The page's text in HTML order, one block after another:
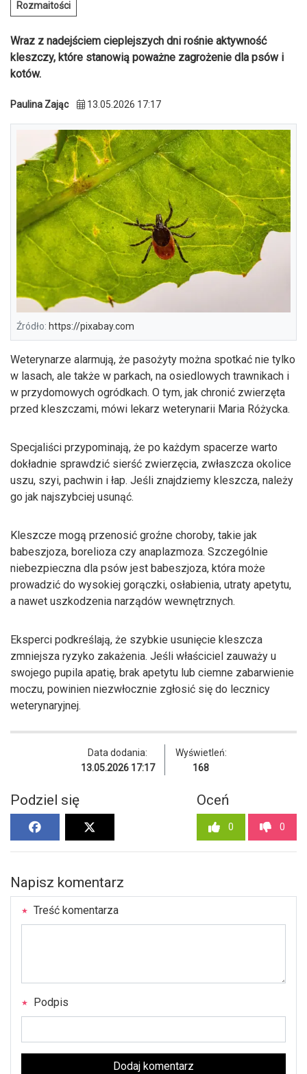
Rozmaitości
Wraz z nadejściem cieplejszych dni rośnie aktywność
kleszczy, które stanowią poważne zagrożenie dla psów i
kotów.
Paulina Zając 13.05.2026 17:17
Źródło: https://pixabay.com
Weterynarze alarmują, że pasożyty można spotkać nie tylko
w lasach, ale także w parkach, na osiedlowych trawnikach i
w przydomowych ogródkach. O tym, jak chronić zwierzęta
przed kleszczami, mówi lekarz weterynarii Maria Różycka.
Specjaliści przypominają, że po każdym spacerze warto
dokładnie sprawdzić sierść zwierzęcia, zwłaszcza okolice
uszu, szyi, pachwin i łap. Jeśli znajdziemy kleszcza, należy
go jak najszybciej usunąć.
Kleszcze mogą przenosić groźne choroby, takie jak
babeszjoza, borelioza czy anaplazmoza. Szczególnie
niebezpieczna dla psów jest babeszjoza, która może
prowadzić do wysokiej gorączki, osłabienia, utraty apetytu,
a nawet uszkodzenia narządów wewnętrznych.
Eksperci podkreślają, że szybkie usunięcie kleszcza
zmniejsza ryzyko zakażenia. Jeśli właściciel zauważy u
swojego pupila apatię, brak apetytu lub ciemne zabarwienie
moczu, powinien niezwłocznie zgłosić się do lecznicy
weterynaryjnej.
Data dodania:
13.05.2026 17:17
Wyświetleń:
168
Podziel się Oceń
0 0
Napisz komentarz
Treść komentarza
Podpis
Dodaj komentarz